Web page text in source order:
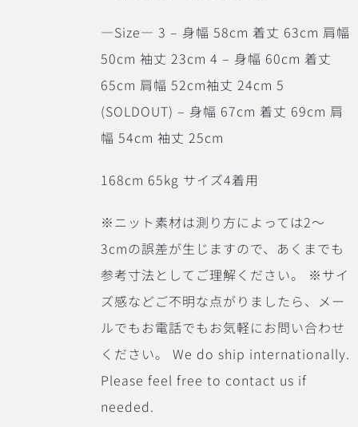
―Size― 3 – 身幅 58cm 着丈 63cm 肩幅
50cm 袖丈 23cm 4 – 身幅 60cm 着丈
65cm 肩幅 52cm袖丈 24cm 5
(SOLDOUT) – 身幅 67cm 着丈 69cm 肩
幅 54cm 袖丈 25cm
168cm 65kg サイズ4着用
※ニット素材は測り方によっては2〜
3cmの誤差が生じますので、あくまでも
参考寸法としてご理解ください。 ※サイ
ズ感などご不明な点がりましたら、メー
ルでもお電話でもお気軽にお問い合わせ
ください。 We do ship internationally.
Please feel free to contact us if
needed.